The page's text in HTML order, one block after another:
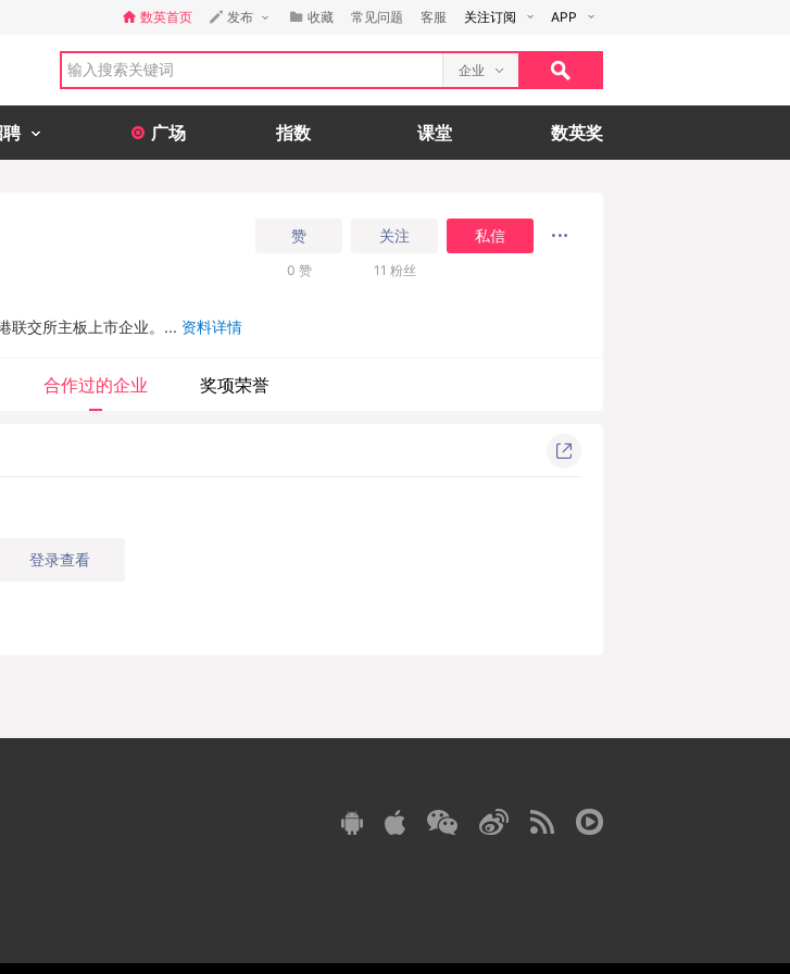
数英首页 发布 收藏 常见问题 客服 关注订阅 APP
企业
广场 指数 课堂 数英奖
赞 关注 私信
0 赞 11 粉丝
联交所主板上市企业。... 资料详情
合作过的企业 奖项荣誉
登录查看